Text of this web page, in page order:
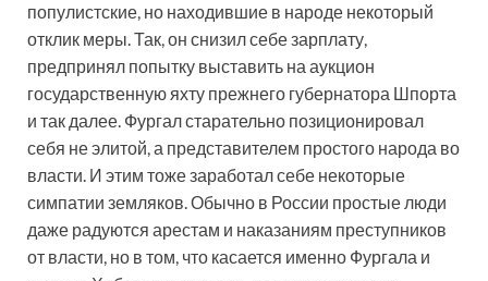
популистские, но находившие в народе некоторый
отклик меры. Так, он снизил себе зарплату,
предпринял попытку выставить на аукцион
государственную яхту прежнего губернатора Шпорта
и так далее. Фургал старательно позиционировал
себя не элитой, а представителем простого народа во
власти. И этим тоже заработал себе некоторые
симпатии земляков. Обычно в России простые люди
даже радуются арестам и наказаниям преступников
от власти, но в том, что касается именно Фургала и